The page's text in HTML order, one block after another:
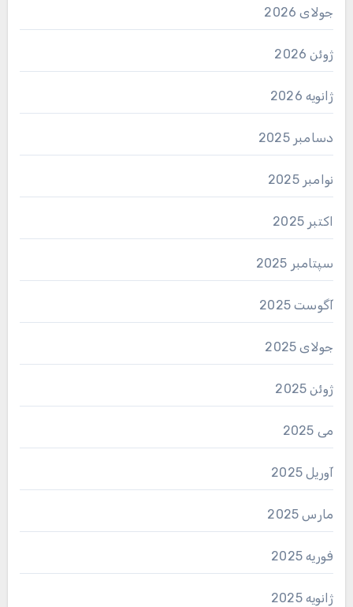
جولای 2026
ژوئن 2026
ژانویه 2026
دسامبر 2025
نوامبر 2025
اکتبر 2025
سپتامبر 2025
آگوست 2025
جولای 2025
ژوئن 2025
می 2025
آوریل 2025
مارس 2025
فوریه 2025
ژانویه 2025